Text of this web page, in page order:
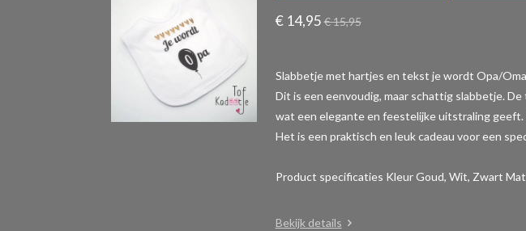
€ 14,95 € 15,95
Slabbetje met hartjes en tekst je wordt Opa/
Dit is een eenvoudig, maar schattig slabbetje.
wat een elegante en feestelijke uitstraling
Het is een praktisch en leuk cadeau voor een
Product specificaties Kleur Goud, Wit, Zwart
Bekijk details